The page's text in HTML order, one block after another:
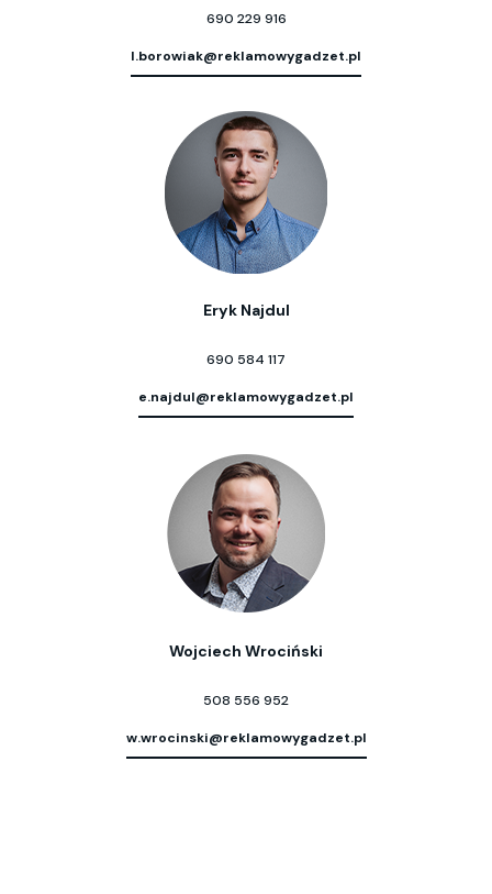
690 229 916
l.borowiak@reklamowygadzet.pl
Eryk Najdul
690 584 117
e.najdul@reklamowygadzet.pl
Wojciech Wrociński
508 556 952
w.wrocinski@reklamowygadzet.pl